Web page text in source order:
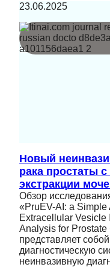
23.06.2025
Новый
рака простаты
экстракции
Обзор
«PruEV-AI: a
Extracellular Vesicle
Analysis for
представляет
диагностическую
неинвазивную